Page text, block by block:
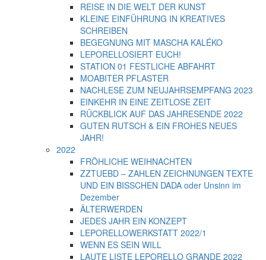
REISE IN DIE WELT DER KUNST
KLEINE EINFÜHRUNG IN KREATIVES
SCHREIBEN
BEGEGNUNG MIT MASCHA KALÉKO
LEPORELLOSIERT EUCH!
STATION 01 FESTLICHE ABFAHRT
MOABITER PFLASTER
NACHLESE ZUM NEUJAHRSEMPFANG 2023
EINKEHR IN EINE ZEITLOSE ZEIT
RÜCKBLICK AUF DAS JAHRESENDE 2022
GUTEN RUTSCH & EIN FROHES NEUES
JAHR!
2022
FRÖHLICHE WEIHNACHTEN
ZZTUEBD – ZAHLEN ZEICHNUNGEN TEXTE
UND EIN BISSCHEN DADA oder Unsinn im
Dezember
ÄLTERWERDEN
JEDES JAHR EIN KONZEPT
LEPORELLOWERKSTATT 2022/1
WENN ES SEIN WILL
LAUTE LISTE LEPORELLO GRANDE 2022